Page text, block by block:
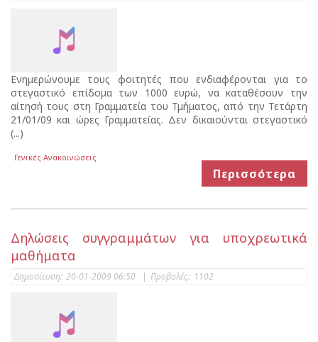
Ενημερώνουμε τους φοιτητές που ενδιαφέρονται για το
στεγαστικό επίδομα των 1000 ευρώ, να καταθέσουν την
αίτησή τους στη Γραμματεία του Τμήματος, από την Τετάρτη
21/01/09 και ώρες Γραμματείας. Δεν δικαιούνται στεγαστικό
(...)
Γενικές Ανακοινώσεις
Περισσότερα
Δηλώσεις συγγραμμάτων για υποχρεωτικά
μαθήματα
Δημοσίευση: 20-01-2009 06:50 | Προβολές: 1102